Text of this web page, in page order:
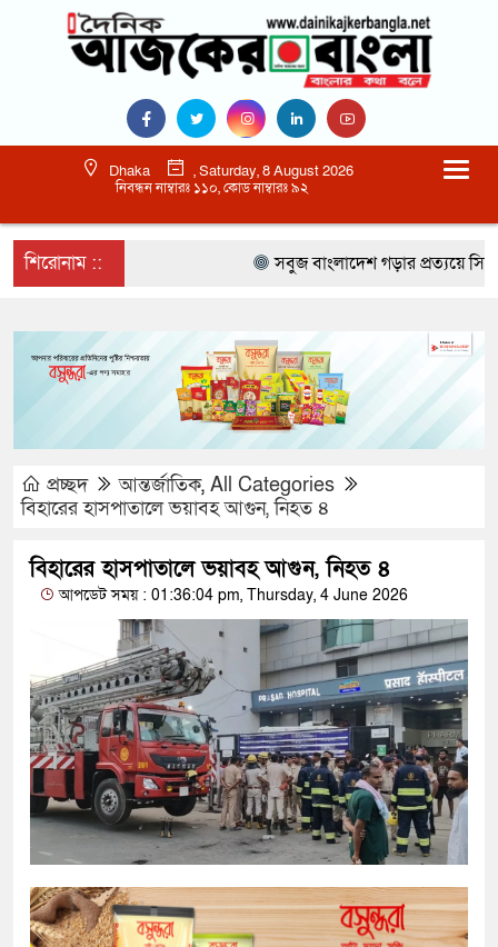
Dhaka
, Saturday, 8 August 2026
নিবন্ধন নাম্বারঃ ১১০, কোড নাম্বারঃ ৯২
শিরোনাম :: সবুজ বাংলাদেশ গড়ার প্রত্যয়ে সিলেটে
প্রচ্ছদ আন্তর্জাতিক, All Categories
বিহারের হাসপাতালে ভয়াবহ আগুন, নিহত ৪
বিহারের হাসপাতালে ভয়াবহ আগুন, নিহত ৪
আপডেট সময় : 01:36:04 pm, Thursday, 4 June 2026